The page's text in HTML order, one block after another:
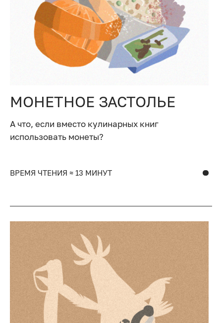
МОНЕТНОЕ ЗАСТОЛЬЕ
А что, если вместо кулинарных книг
использовать монеты?
ВРЕМЯ ЧТЕНИЯ ≈ 13 МИНУТ